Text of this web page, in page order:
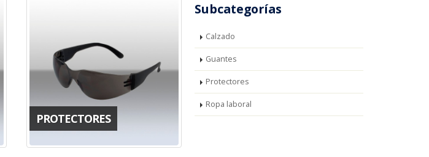
Subcategorías
Calzado
Guantes
Protectores
Ropa laboral
PROTECTORES